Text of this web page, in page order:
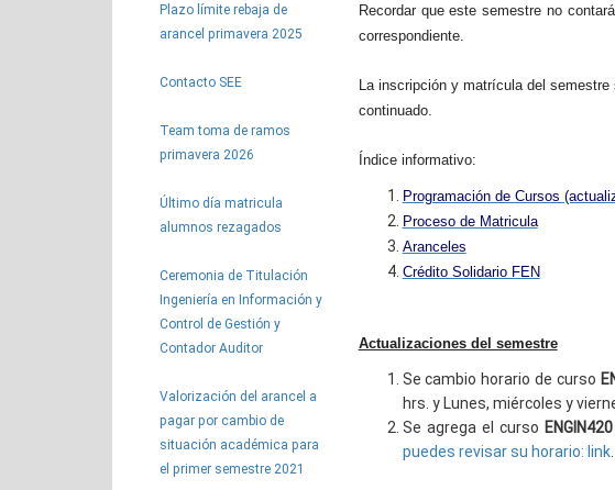
Plazo límite rebaja de
arancel primavera 2025
Contacto SEE
Team toma de ramos
primavera 2026
Último día matricula
alumnos rezagados
Ceremonia de Titulación
Ingeniería en Información y
Control de Gestión y
Contador Auditor
Valorización del arancel a
pagar por cambio de
situación académica para
el primer semestre 2021
Recordar que este semestre no
correspondiente.
La inscripción y matrícula del
continuado.
Índice informativo:
Programación de Cursos
Proceso de Matricula
Aranceles
Crédito Solidario FEN
Actualizaciones del semestre
Se cambio horario de curso
hrs. y Lunes, miércoles y
Se agrega el curso
puedes revisar su horario: link.